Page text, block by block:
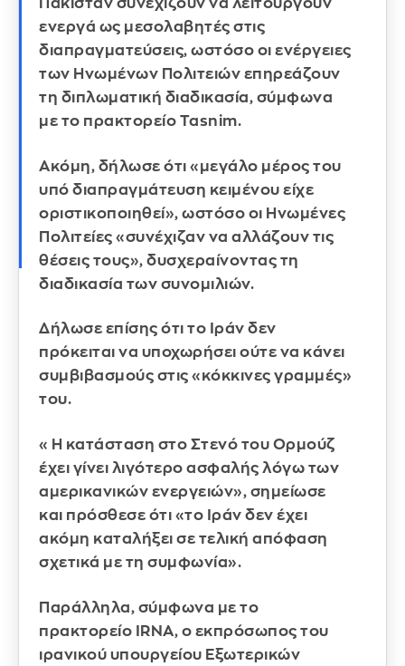
Πακιστάν συνεχίζουν να λειτουργούν
ενεργά ως μεσολαβητές στις
διαπραγματεύσεις, ωστόσο οι ενέργειες
των Ηνωμένων Πολιτειών επηρεάζουν
τη διπλωματική διαδικασία, σύμφωνα
με το πρακτορείο Tasnim.
Ακόμη, δήλωσε ότι «μεγάλο μέρος του
υπό διαπραγμάτευση κειμένου είχε
οριστικοποιηθεί», ωστόσο οι Ηνωμένες
Πολιτείες «συνέχιζαν να αλλάζουν τις
θέσεις τους», δυσχεραίνοντας τη
διαδικασία των συνομιλιών.
Δήλωσε επίσης ότι το Ιράν δεν
πρόκειται να υποχωρήσει ούτε να κάνει
συμβιβασμούς στις «κόκκινες γραμμές»
του.
«Η κατάσταση στο Στενό του Ορμούζ
έχει γίνει λιγότερο ασφαλής λόγω των
αμερικανικών ενεργειών», σημείωσε
και πρόσθεσε ότι «το Ιράν δεν έχει
ακόμη καταλήξει σε τελική απόφαση
σχετικά με τη συμφωνία».
Παράλληλα, σύμφωνα με το
πρακτορείο IRNA, ο εκπρόσωπος του
ιρανικού υπουργείου Εξωτερικών